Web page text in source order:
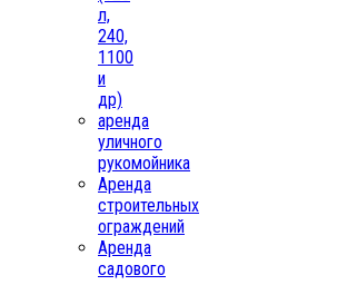
л,
240,
1100
и
др)
аренда
уличного
рукомойника
Аренда
строительных
ограждений
Аренда
садового